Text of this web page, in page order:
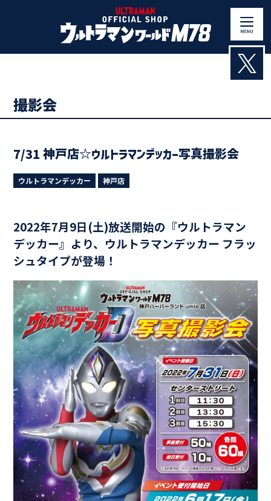
撮影会
7/31 神戸店☆ウルトラマンデッカー写真撮影会
ウルトラマンデッカー 神戸店
2022年7月9日(土)放送開始の『ウルトラマン
デッカー』より、ウルトラマンデッカー フラッ
シュタイプが登場！